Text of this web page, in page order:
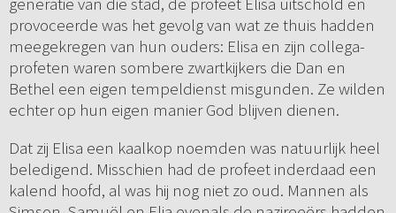
provoceerde was het gevolg van wat ze thuis hadden
meegekregen van hun ouders: Elisa en zijn collega-
profeten waren sombere zwartkijkers die Dan en
Bethel een eigen tempeldienst misgunden. Ze wilden
echter op hun eigen manier God blijven dienen.
Dat zij Elisa een kaalkop noemden was natuurlijk heel
beledigend. Misschien had de profeet inderdaad een
kalend hoofd, al was hij nog niet zo oud. Mannen als